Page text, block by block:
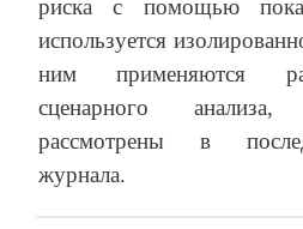
риска с помощью
используется
ним применяются
сценарного
рассмотрены в
журнала.